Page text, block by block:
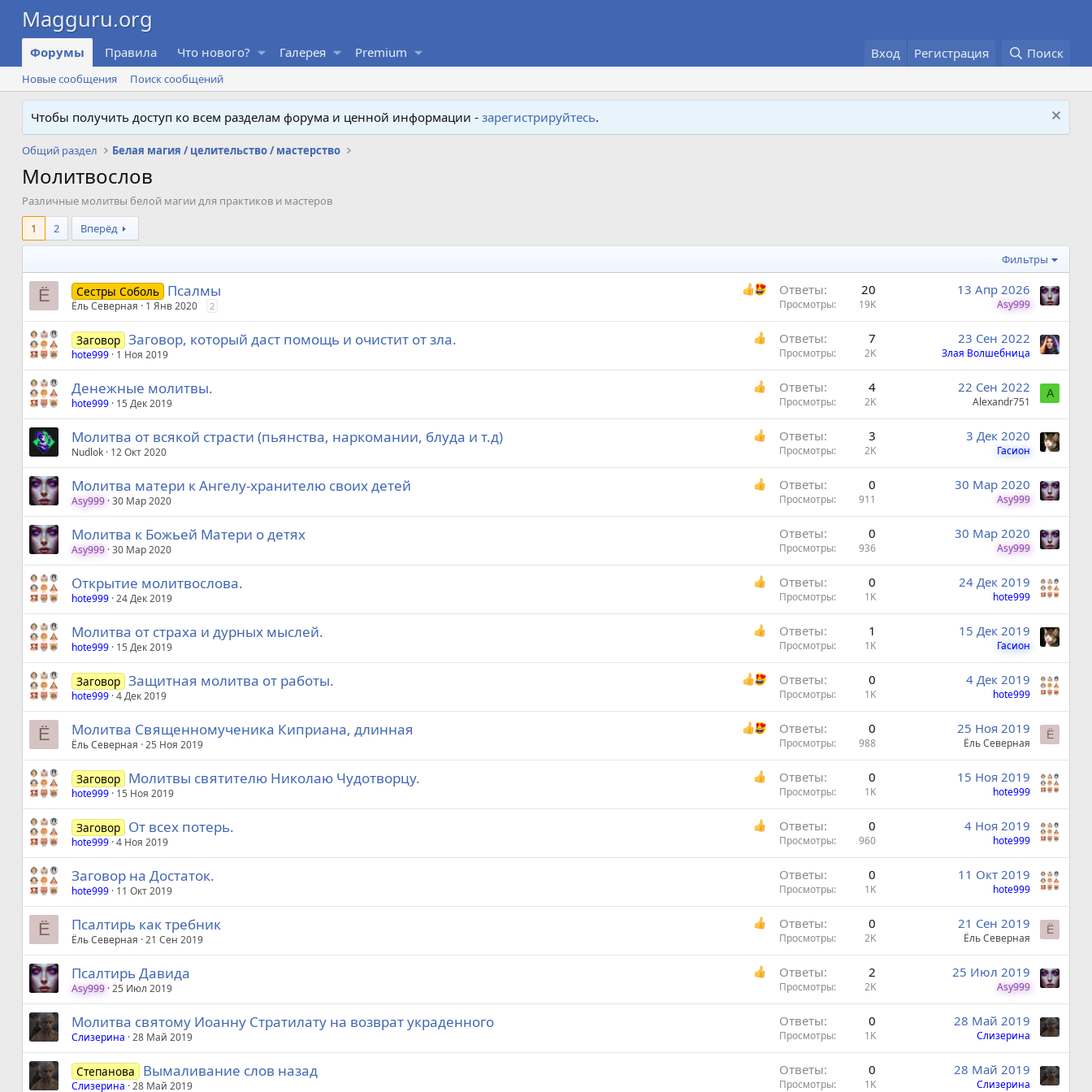
Форумы Правила Что нового? Галерея Premium Вход Регистрация Поиск
Новые сообщения Поиск сообщений
Чтобы получить доступ ко всем разделам форума и ценной информации - зарегистрируйтесь.
Общий раздел Белая магия / целительство / мастерство
Молитвослов
Различные молитвы белой магии для практиков и мастеров
1
2 Вперёд
Фильтры
Ё Сестры Соболь Псалмы
Ёль Северная 1 Янв 2020 2
Ответы 20
Просмотры 19K
13 Апр 2026
Asy999
Заговор Заговор, который даст помощь и очистит от зла.
hote999 1 Ноя 2019
Ответы 7
Просмотры 2K
23 Сен 2022
Злая Волшебница
Денежные молитвы.
hote999 15 Дек 2019
Ответы 4
Просмотры 2K
22 Сен 2022
Alexandr751
A
Молитва от всякой страсти (пьянства, наркомании, блуда и т.д)
Nudlok 12 Окт 2020
Ответы 3
Просмотры 2K
3 Дек 2020
Гасион
Молитва матери к Ангелу-хранителю своих детей
Asy999 30 Мар 2020
Ответы 0
Просмотры 911
30 Мар 2020
Asy999
Молитва к Божьей Матери о детях
Asy999 30 Мар 2020
Ответы 0
Просмотры 936
30 Мар 2020
Asy999
Открытие молитвослова.
hote999 24 Дек 2019
Ответы 0
Просмотры 1K
24 Дек 2019
hote999
Молитва от страха и дурных мыслей.
hote999 15 Дек 2019
Ответы 1
Просмотры 1K
15 Дек 2019
Гасион
Заговор Защитная молитва от работы.
hote999 4 Дек 2019
Ответы 0
Просмотры 1K
4 Дек 2019
hote999
Ё Молитва Священномученика Киприана, длинная
Ёль Северная 25 Ноя 2019
Ответы 0
Просмотры 988
25 Ноя 2019
Ёль Северная
Ё
Заговор Молитвы святителю Николаю Чудотворцу.
hote999 15 Ноя 2019
Ответы 0
Просмотры 1K
15 Ноя 2019
hote999
Заговор От всех потерь.
hote999 4 Ноя 2019
Ответы 0
Просмотры 960
4 Ноя 2019
hote999
Заговор на Достаток.
hote999 11 Окт 2019
Ответы 0
Просмотры 1K
11 Окт 2019
hote999
Ё Псалтирь как требник
Ёль Северная 21 Сен 2019
Ответы 0
Просмотры 2K
21 Сен 2019
Ёль Северная
Ё
Псалтирь Давида
Asy999 25 Июл 2019
Ответы 2
Просмотры 2K
25 Июл 2019
Asy999
Молитва святому Иоанну Стратилату на возврат украденного
Слизерина 28 Май 2019
Ответы 0
Просмотры 1K
28 Май 2019
Слизерина
Степанова Вымаливание слов назад
Слизерина 28 Май 2019
Ответы 0
Просмотры 1K
28 Май 2019
Слизерина